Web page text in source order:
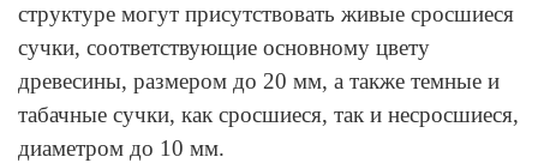
структуре могут присутствовать живые сросшиеся
сучки, соответствующие основному цвету
древесины, размером до 20 мм, а также темные и
табачные сучки, как сросшиеся, так и несросшиеся,
диаметром до 10 мм.